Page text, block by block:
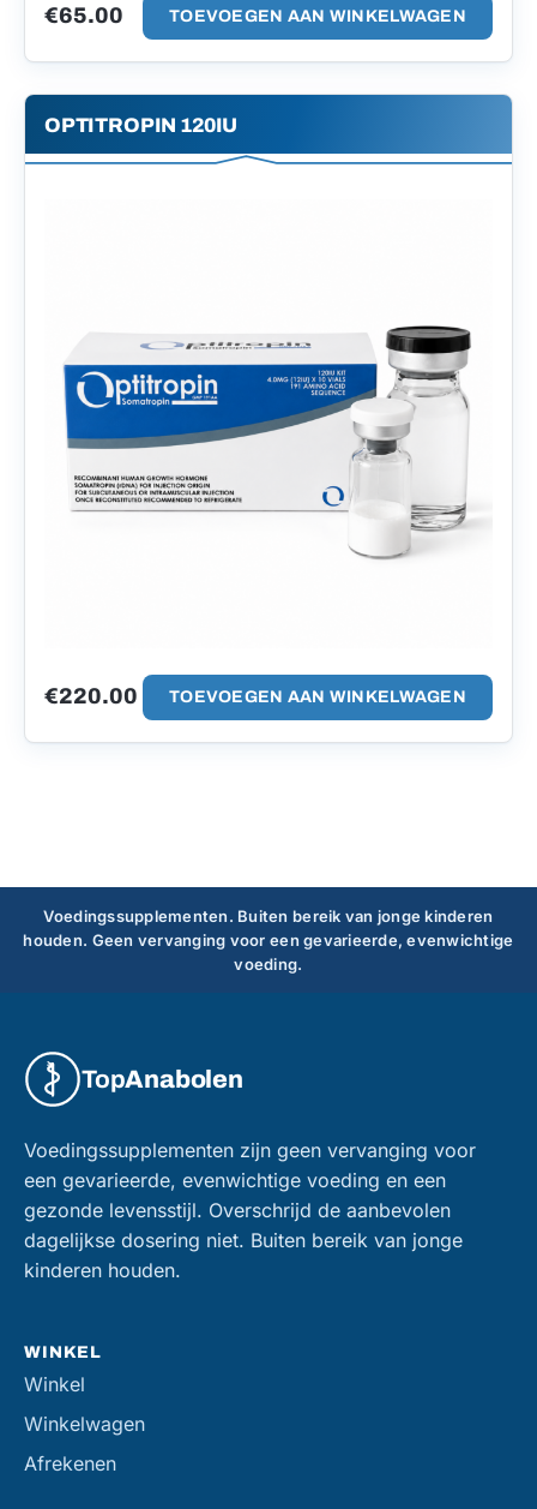
€65.00 TOEVOEGEN AAN WINKELWAGEN
OPTITROPIN 120IU
€220.00 TOEVOEGEN AAN WINKELWAGEN
Voedingssupplementen. Buiten bereik van jonge kinderen
houden. Geen vervanging voor een gevarieerde, evenwichtige
voeding.
TopAnabolen
Voedingssupplementen zijn geen vervanging voor
een gevarieerde, evenwichtige voeding en een
gezonde levensstijl. Overschrijd de aanbevolen
dagelijkse dosering niet. Buiten bereik van jonge
kinderen houden.
WINKEL
Winkel
Winkelwagen
Afrekenen